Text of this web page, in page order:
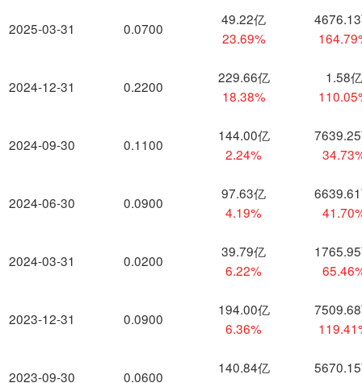
2025-03-31
2024-12-31
2024-09-30
2024-06-30
2024-03-31
2023-12-31
2023-09-30
0.0700
49.22亿
23.69%
0.2200
229.66亿
18.38%
1.58亿
0.1100
144.00亿
2.24%
0.0900
97.63亿
4.19%
0.0200
39.79亿
6.22%
0.0900
194.00亿
6.36%
0.0600
140.84亿